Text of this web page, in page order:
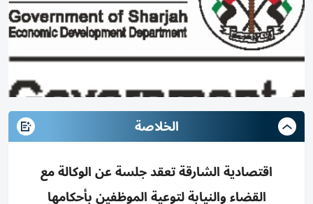
الخلاصة
اقتصادية الشارقة تعقد جلسة عن الوكالة مع
القضاء والنيابة لتوعية الموظفين بأحكامها